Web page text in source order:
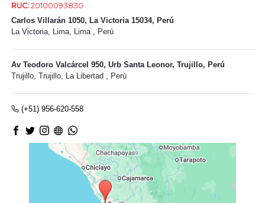
RUC: 20100093830
Carlos Villarán 1050, La Victoria 15034, Perú
La Victoria,
Lima, Lima Perú
Av Teodoro Valcárcel 950, Urb Santa Leonor, Trujillo, Perú
Trujillo, Trujillo, La Libertad Perú
(+51) 956-620-558